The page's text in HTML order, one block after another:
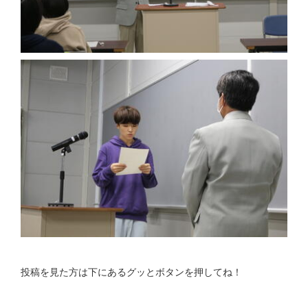
投稿を見た方は下にあるグッとボタンを押してね！